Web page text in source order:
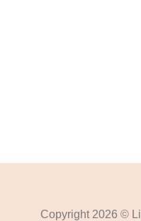
Copyright 2026 ©